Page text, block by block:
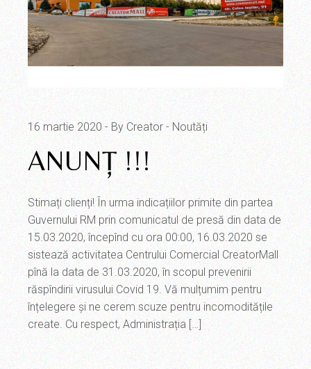
16 martie 2020 By Creator Noutăți
ANUNȚ !!!
Stimați clienți! În urma indicațiilor primite din partea
Guvernului RM prin comunicatul de presă din data de
15.03.2020, începînd cu ora 00:00, 16.03.2020 se
sistează activitatea Centrului Comercial CreatorMall
pînă la data de 31.03.2020, în scopul prevenirii
răspîndirii virusului Covid 19. Vă mulțumim pentru
înțelegere și ne cerem scuze pentru incomoditățile
create. Cu respect, Administrația […]